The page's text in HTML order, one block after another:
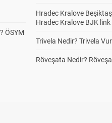
ÖSYM
Hradec Kralove
Hradec Kralove BJK link
Trivela Nedir? Trivela
Röveşata Nedir?